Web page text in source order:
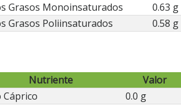
Grasos Monoinsaturados
0.63 g
Grasos Poliinsaturados
0.58 g
Nutriente
Valor
Cáprico
0.0 g